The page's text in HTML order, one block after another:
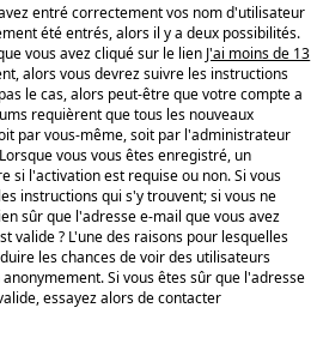
entré correctement vos nom d'utilisateur
été entrés, alors il y a deux possibilités.
vous avez cliqué sur le lien J'ai moins de 13
alors vous devrez suivre les instructions
le cas, alors peut-être que votre compte a
requièrent que tous les nouveaux
par vous-même, soit par l'administrateur
vous vous êtes enregistré, un
si l'activation est requise ou non. Si vous
instructions qui s'y trouvent; si vous ne
sûr que l'adresse e-mail que vous avez
valide ? L'une des raisons pour lesquelles
les chances de voir des utilisateurs
Si vous êtes sûr que l'adresse
essayez alors de contacter